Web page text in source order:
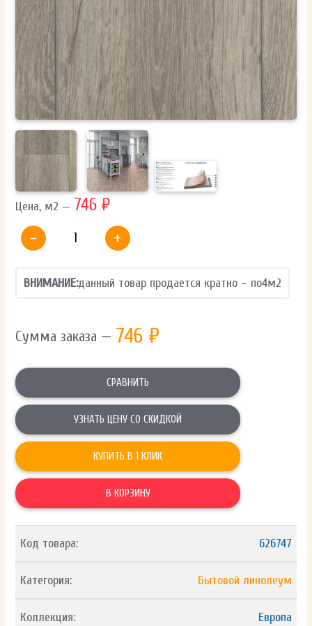
Цена, м2 — 746 ₽
-
+
ВНИМАНИЕ:данный товар продается кратно – по4м2
Сумма заказа — 746 ₽
СРАВНИТЬ
УЗНАТЬ ЦЕНУ СО СКИДКОЙ
КУПИТЬ В 1 КЛИК
В КОРЗИНУ
Код товара: 626747
Категория: Бытовой линолеум
Коллекция: Европа